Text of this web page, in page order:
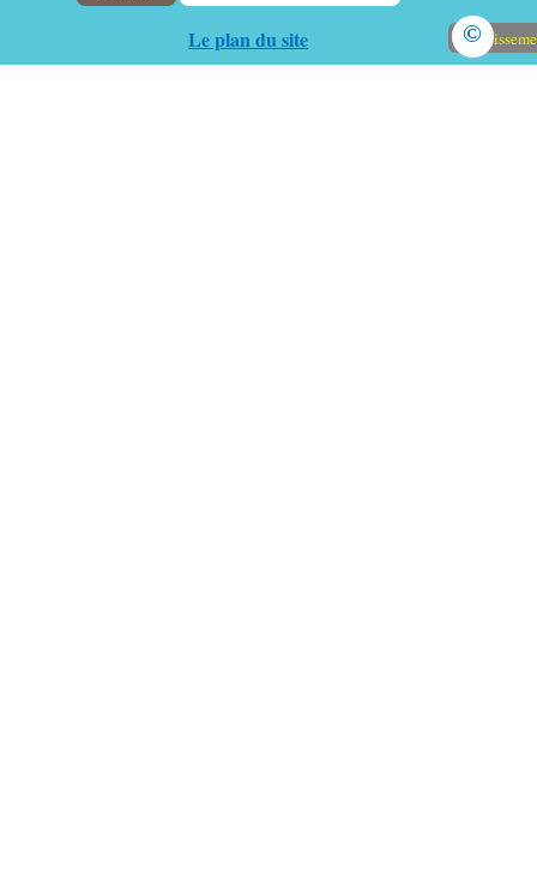
Le plan du site ©